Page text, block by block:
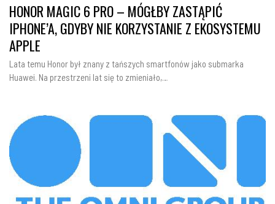
HONOR MAGIC 6 PRO – MÓGŁBY ZASTĄPIĆ
IPHONE’A, GDYBY NIE KORZYSTANIE Z EKOSYSTEMU
APPLE
Lata temu Honor był znany z tańszych smartfonów jako submarka
Huawei. Na przestrzeni lat się to zmieniało,…